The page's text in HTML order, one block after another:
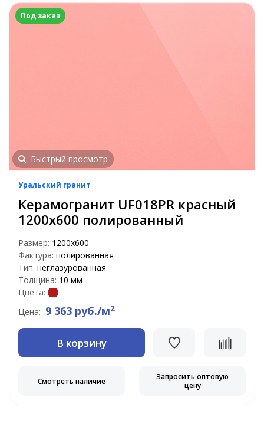
Под заказ
Быстрый просмотр
Уральский гранит
Керамогранит UF018PR красный
1200х600 полированный
Размер: 1200х600
Фактура: полированная
Тип: неглазурованная
Толщина: 10 мм
Цвета:
Цена: 9 363 руб./м2
В корзину
Смотреть наличие
Запросить оптовую
цену